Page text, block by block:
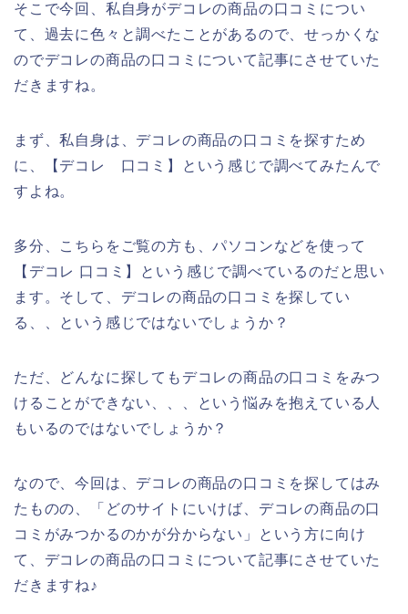
そこで今回、私自身がデコレの商品の口コミについ
て、過去に色々と調べたことがあるので、せっかくな
のでデコレの商品の口コミについて記事にさせていた
だきますね。
まず、私自身は、デコレの商品の口コミを探すため
に、【デコレ 口コミ】という感じで調べてみたんで
すよね。
多分、こちらをご覧の方も、パソコンなどを使って
【デコレ 口コミ】という感じで調べているのだと思い
ます。そして、デコレの商品の口コミを探してい
る、、という感じではないでしょうか？
ただ、どんなに探してもデコレの商品の口コミをみつ
けることができない、、、という悩みを抱えている人
もいるのではないでしょうか？
なので、今回は、デコレの商品の口コミを探してはみ
たものの、「どのサイトにいけば、デコレの商品の口
コミがみつかるのかが分からない」という方に向け
て、デコレの商品の口コミについて記事にさせていた
だきますね♪